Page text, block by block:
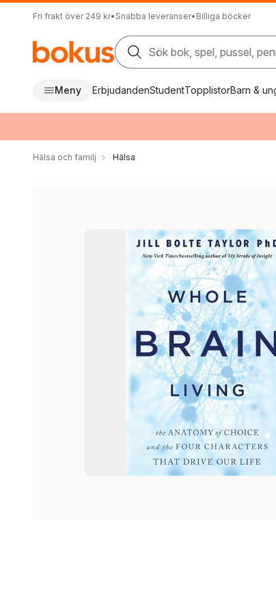
Fri frakt över 249 kr• Snabba leveranser• Billiga böcker
Sök bok, spel, pussel,
Meny ErbjudandenStudentTopplistorBarn &
Hälsa och familj Hälsa